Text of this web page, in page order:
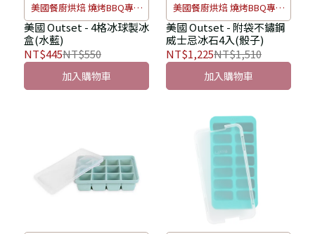
美國餐廚烘焙 燒烤BBQ專門
家
美國 Outset - 4格冰球製冰
盒(水藍)
NT$445NT$550
加入購物車
美國餐廚烘焙 燒烤BBQ專門
家
美國 Outset - 附袋不鏽鋼
威士忌冰石4入(骰子)
NT$1,225NT$1,510
加入購物車